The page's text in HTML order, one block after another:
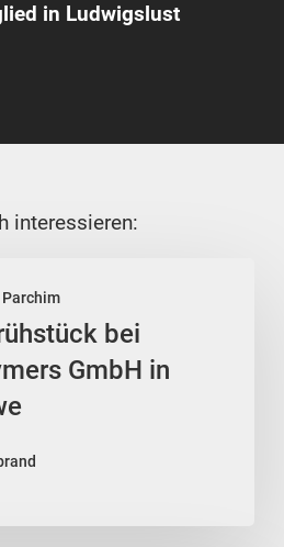
in Ludwigslust
interessieren:
bei
GmbH in